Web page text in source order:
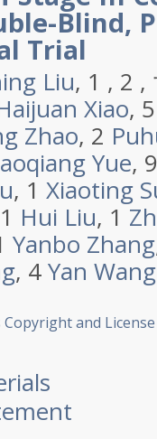
Blind,
Trial
Liu, 1 , 2 ,
Xiao,
Zhao, 2
Yue,
, 1 Xiaoting
1 Hui Liu, 1
Yanbo Zhang
, 4Yan Wang
Copyright and